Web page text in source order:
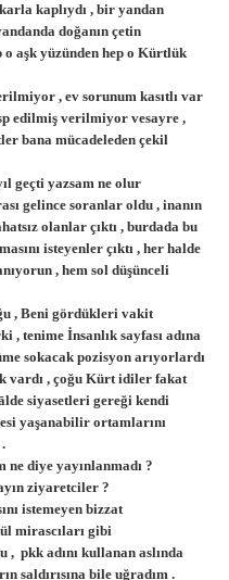
kaplıydı , bir yandan
doğanın çetin
o aşk yüzünden hep o Kürtlük
, ev sorunum kasıtlı var
edilmiş verilmiyor vesayre ,
bana mücadeleden çekil
geçti yazsam ne olur
gelince soranlar oldu , inanın
olanlar çıktı , burdada bu
isteyenler çıktı , her halde
, hem sol düşünceli
, Beni gördükleri vakit
tenime İnsanlık sayfası adına
sokacak pozisyon arıyorlardı
vardı , çoğu Kürt idiler fakat
siyasetleri gereği kendi
yaşanabilir ortamlarını
ne diye yayınlanmadı ?
ziyaretciler ?
istemeyen bizzat
mirascıları gibi
, pkk adını kullanan aslında
saldırısına bile uğradım .